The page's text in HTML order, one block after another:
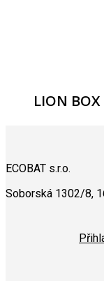
LION BOX
ECOBAT s.r.o.
Soborská 1302/8,